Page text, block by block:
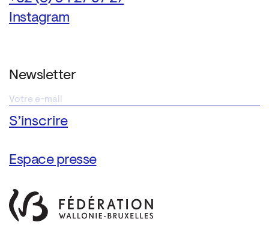
Instagram
Newsletter
Espace presse